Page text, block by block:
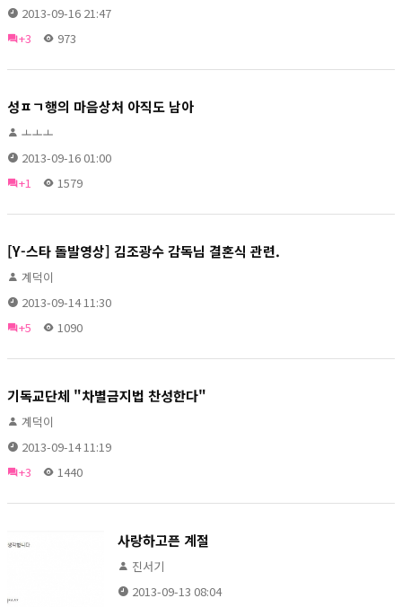
2013-09-16 21:47
+3
973
성ㅍㄱ행의 마음상처 아직도 남아
ㅗㅗㅗ
2013-09-16 01:00
+1
1579
[Y-스타 돌발영상] 김조광수 감독님 결혼식 관련.
계덕이
2013-09-14 11:30
+5
1090
기독교단체 "차별금지법 찬성한다"
계덕이
2013-09-14 11:19
+3
1440
사랑하고픈 계절
진서기
2013-09-13 08:04